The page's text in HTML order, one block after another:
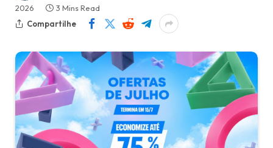
2026
3 Mins Read
Compartilhe